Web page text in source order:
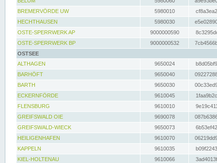
BREMERVÖRDE UW
5980010
HECHTHAUSEN
5980030
OSTE-SPERRWERK AP
9000000590
OSTE-SPERRWERK BP
9000000532
OSTSEE
ALTHAGEN
9650024
BARHÖFT
9650040
BARTH
9650030
ECKERNFÖRDE
9610045
FLENSBURG
9610010
GREIFSWALD OIE
9690078
GREIFSWALD-WIECK
9650073
HEILIGENHAFEN
9610070
KAPPELN
9610035
KIEL-HOLTENAU
9610066